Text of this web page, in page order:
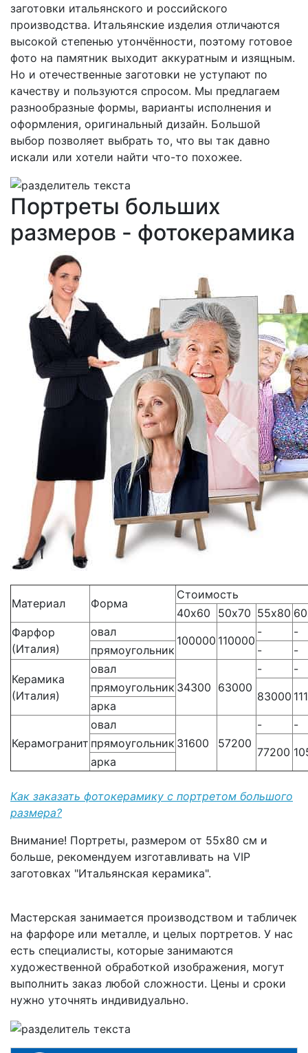
заготовки итальянского и российского
производства. Итальянские изделия отличаются
высокой степенью утончённости, поэтому готовое
фото на памятник выходит аккуратным и изящным.
Но и отечественные заготовки не уступают по
качеству и пользуются спросом. Мы предлагаем
разнообразные формы, варианты исполнения и
оформления, оригинальный дизайн. Большой
выбор позволяет выбрать то, что вы так давно
искали или хотели найти что-то похожее.
Портреты больших
размеров - фотокерамика
Материал Форма
Стоимость
40х60
50х70 55х80
Фарфор
(Италия)
овал
100000 110000
-
-
прямоугольник
- -
Керамика
(Италия)
овал
34300 63000
-
-
прямоугольник
83000
арка
Керамогранит
овал
31600
57200
-
-
прямоугольник
77200
арка
Как заказать фотокерамику с портретом большого
размера?
Внимание! Портреты, размером от 55х80 см и
больше, рекомендуем изготавливать на VIP
заготовках "Итальянская керамика".
Мастерская занимается производством и табличек
на фарфоре или металле, и целых портретов. У нас
есть специалисты, которые занимаются
художественной обработкой изображения, могут
выполнить заказ любой сложности. Цены и сроки
нужно уточнять индивидуально.